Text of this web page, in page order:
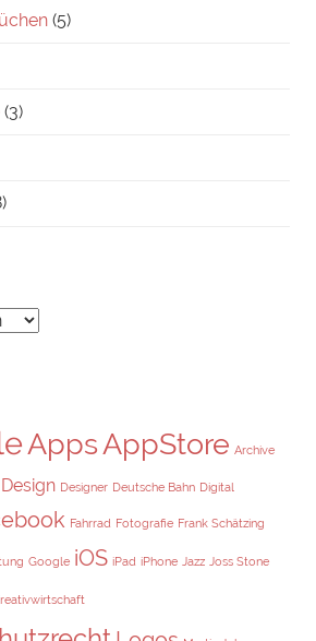
(5)
(3)
AppsAppStore Archive
Design Designer Deutsche Bahn Digital
Fahrrad Fotografie Frank Schätzing
Google iOS iPad iPhone Jazz Joss Stone